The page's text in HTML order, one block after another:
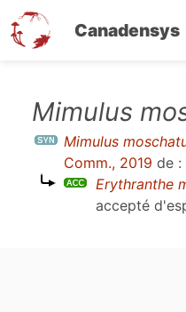
Canadensys
contenu
Mimulus
Mimulus
Comm., 2019 de :
Erythranthe
accepté